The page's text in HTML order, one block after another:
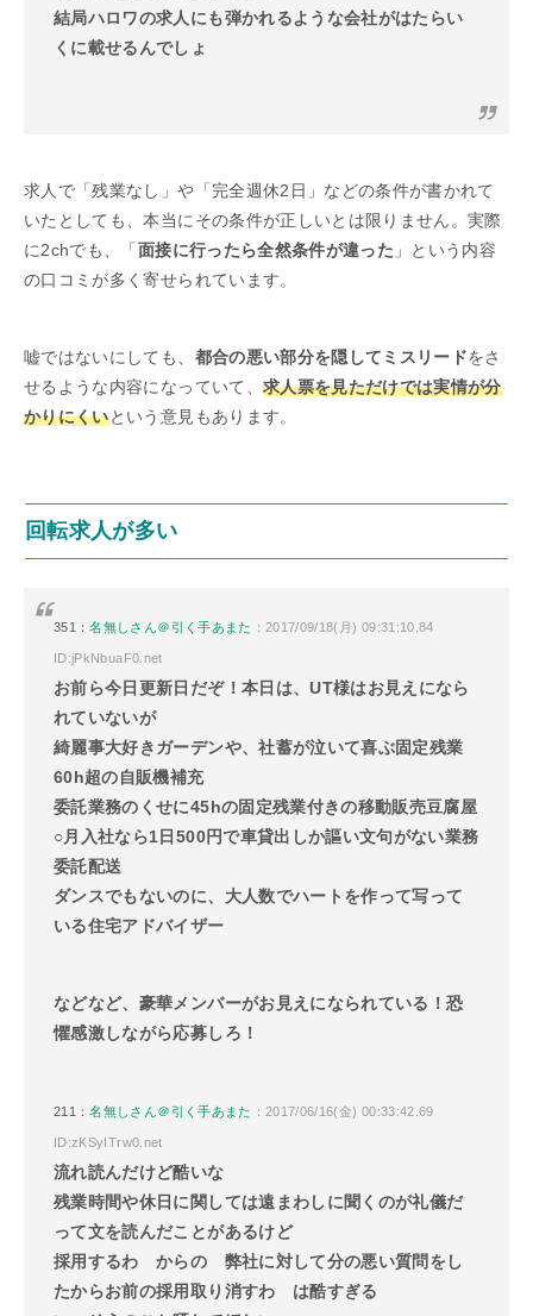
結局ハロワの求人にも弾かれるような会社がはたらい
くに載せるんでしょ
求人で「残業なし」や「完全週休2日」などの条件が書かれて
いたとしても、本当にその条件が正しいとは限りません。実際
に2chでも、「 面接に行ったら全然条件が違った 」という内容
の口コミが多く寄せられています。
嘘ではないにしても、 都合の悪い部分を隠してミスリードをさ
せるような内容になっていて、 求人票を見ただけでは実情が分
かりにくいという意見もあります。
回転求人が多い
351：名無しさん＠引く手あまた ：2017/09/18(月) 09:31:10.84
ID:jPkNbuaF0.net
お前ら今日更新日だぞ！本日は、UT様はお見えになら
れていないが
綺麗事大好きガーデンや、社蓄が泣いて喜ぶ固定残業
60h超の自販機補充
委託業務のくせに45hの固定残業付きの移動販売豆腐屋
○月入社なら1日500円で車貸出しか謳い文句がない業務
委託配送
ダンスでもないのに、大人数でハートを作って写って
いる住宅アドバイザー
などなど、豪華メンバーがお見えになられている！恐
懼感激しながら応募しろ！
211：名無しさん＠引く手あまた ：2017/06/16(金) 00:33:42.69
ID:zKSyITrw0.net
流れ読んだけど酷いな
残業時間や休日に関しては遠まわしに聞くのが礼儀だ
って文を読んだことがあるけど
採用するわ からの 弊社に対して分の悪い質問をし
たからお前の採用取り消すわ は酷すぎる